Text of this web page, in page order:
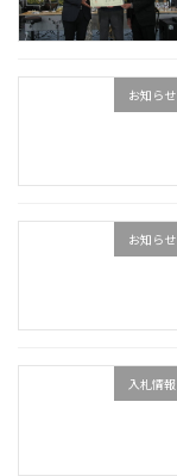
お知らせ
お知らせ
入札情報